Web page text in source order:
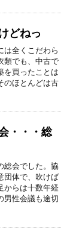
どねっ
は全くこだわら
類でも、中古で
を買ったことは
のほとんどは古
・・・総
総会でした。協
団体で、吹けば
からは十数年経
男性会議も途切